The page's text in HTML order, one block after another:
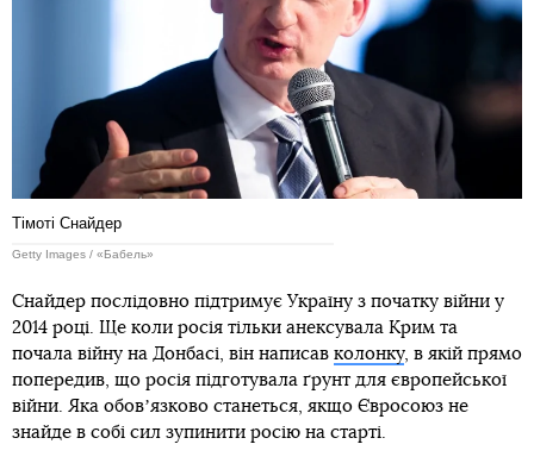
Тімоті Снайдер
Getty Images / «Бабель»
Снайдер послідовно підтримує Україну з початку війни у
2014 році. Ще коли росія тільки анексувала Крим та
почала війну на Донбасі, він написав колонку, в якій прямо
попередив, що росія підготувала ґрунт для європейської
війни. Яка обовʼязково станеться, якщо Євросоюз не
знайде в собі сил зупинити росію на старті.